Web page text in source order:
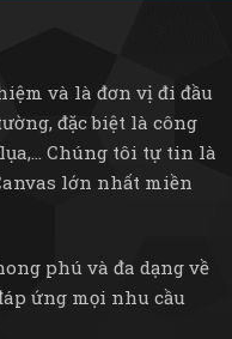
và là đơn vị đi đầu
đặc biệt là công
Chúng tôi tự tin là
lớn nhất miền
phú và đa dạng về
ứng mọi nhu cầu